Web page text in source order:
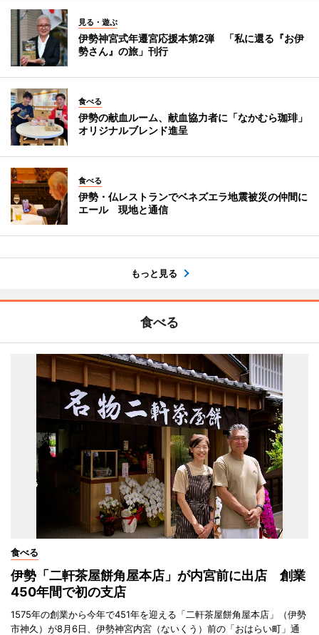
見る・遊ぶ
伊勢神宮式年遷宮応援本第2弾 「私に還る『お伊
勢さん』の旅」刊行
食べる
伊勢の献血ルーム、献血協力者に「なかむら珈琲」
オリジナルブレンド進呈
食べる
伊勢・仏レストランでベネズエラ地震被災の仲間に
エール 現地と通信
もっと見る
食べる
食べる
伊勢「二軒茶屋餅角屋本店」が内宮前に出店 創業
450年間で初の支店
1575年の創業から今年で451年を迎える「二軒茶屋餅角屋本店」（伊勢
市神久）が8月6日、伊勢神宮内宮（ないくう）前の「おはらい町」通